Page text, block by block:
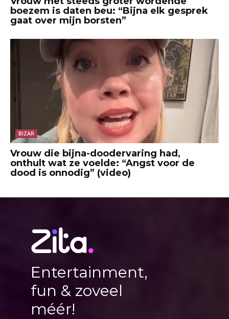
boezem is daten beu: “Bijna elk gesprek
gaat over mijn borsten”
BIZAR
Vrouw die bijna-doodervaring had,
onthult wat ze voelde: “Angst voor de
dood is onnodig” (video)
Entertainment,
fun & zoveel
méér!